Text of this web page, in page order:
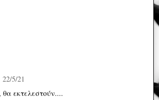
22/5/21
εκτελεστούν....